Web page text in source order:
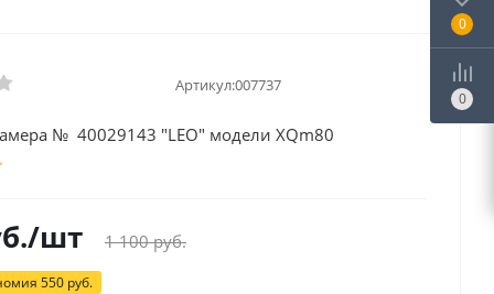
Артикул:007737
№ 40029143 "LEO" модели XQm80
/шт 1 100руб.
550 руб.
0
0